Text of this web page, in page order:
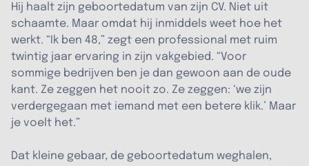
Hij haalt zijn geboortedatum van zijn CV. Niet uit
schaamte. Maar omdat hij inmiddels weet hoe het
werkt. “Ik ben 48,” zegt een professional met ruim
twintig jaar ervaring in zijn vakgebied. “Voor
sommige bedrijven ben je dan gewoon aan de oude
kant. Ze zeggen het nooit zo. Ze zeggen: ‘we zijn
verdergegaan met iemand met een betere klik.’ Maar
je voelt het.”
Dat kleine gebaar, de geboortedatum weghalen,